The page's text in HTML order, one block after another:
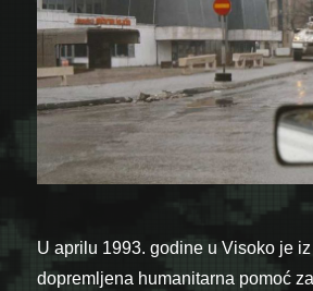
U aprilu 1993. godine u Visoko je
dopremljena humanitarna pomoć